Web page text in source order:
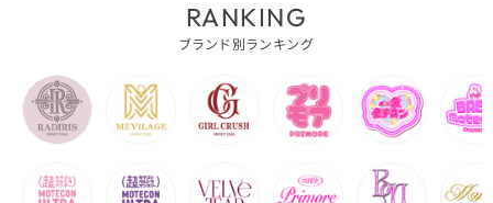
RANKING
ブランド別ランキング